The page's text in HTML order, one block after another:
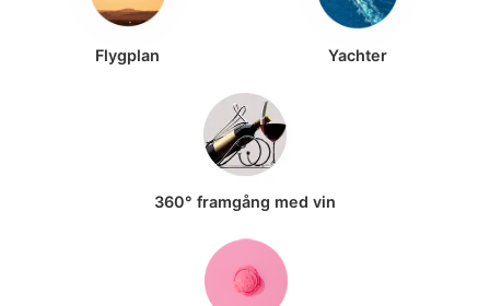
Flygplan Yachter
360° framgång med vin